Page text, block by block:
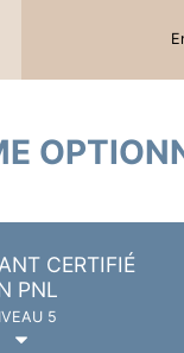
CERTIFIÉ
PNL
5